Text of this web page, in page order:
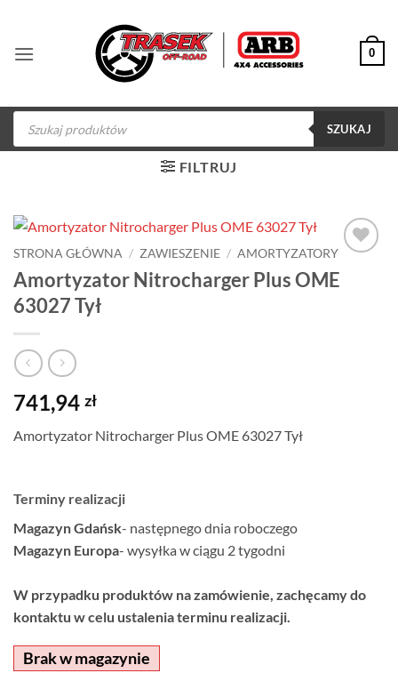
zawartości
0
Wyszukiwarka
produktów
SZUKAJ
FILTRUJ
Dodaj do
obserwowanych
STRONA GŁÓWNA / ZAWIESZENIE / AMORTYZATORY
Amortyzator Nitrocharger Plus OME
63027 Tył
741,94 zł
Amortyzator Nitrocharger Plus OME 63027 Tył
Terminy realizacji
Magazyn Gdańsk- następnego dnia roboczego
Magazyn Europa- wysyłka w ciągu 2 tygodni
W przypadku produktów na zamówienie, zachęcamy do
kontaktu w celu ustalenia terminu realizacji.
Brak w magazynie